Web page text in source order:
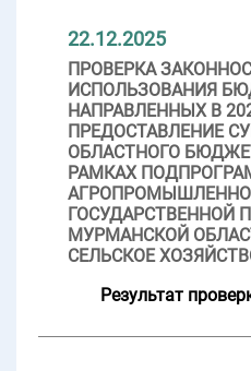
22.12.2025
ПРОВЕРКА
ИСПОЛЬЗОВАНИЯ
НАПРАВЛЕННЫХ В
ПРЕДОСТАВЛЕНИЕ
ОБЛАСТНОГО
РАМКАХ
ГОСУДАРСТВЕННОЙ
МУРМАНСКОЙ
СЕЛЬСКОЕ
Результат